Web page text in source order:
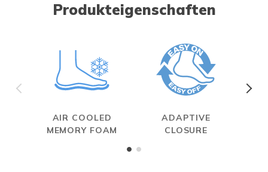
Produkteigenschaften
AIR COOLED
MEMORY FOAM
ADAPTIVE
CLOSURE